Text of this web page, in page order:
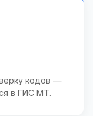
кодов —
в ГИС МТ.